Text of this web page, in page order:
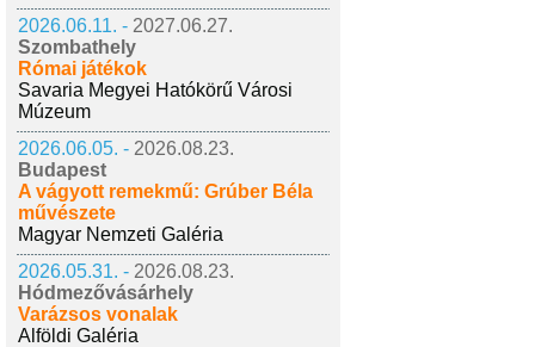
2026.06.11. - 2027.06.27.
Szombathely
Római játékok
Savaria Megyei Hatókörű Városi
Múzeum
2026.06.05. - 2026.08.23.
Budapest
A vágyott remekmű: Grúber Béla
művészete
Magyar Nemzeti Galéria
2026.05.31. - 2026.08.23.
Hódmezővásárhely
Varázsos vonalak
Alföldi Galéria